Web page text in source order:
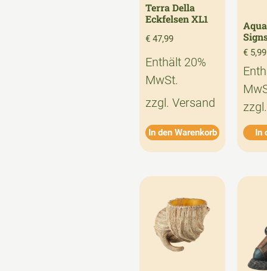
Terra Della
Eckfelsen XL1
€ 47,99
Enthält 20%
MwSt.
zzgl. Versand
In den Warenkorb
€ 5,99
In